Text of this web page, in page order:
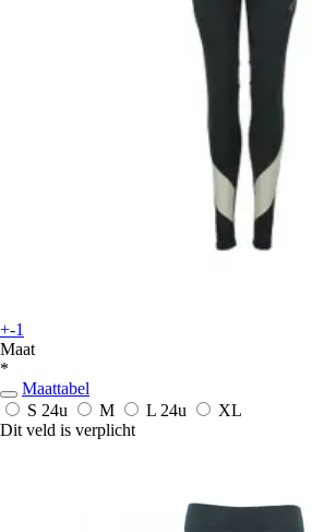
+-1
Maat
*
Maattabel
S 24u M L 24u
XL
Dit veld is verplicht